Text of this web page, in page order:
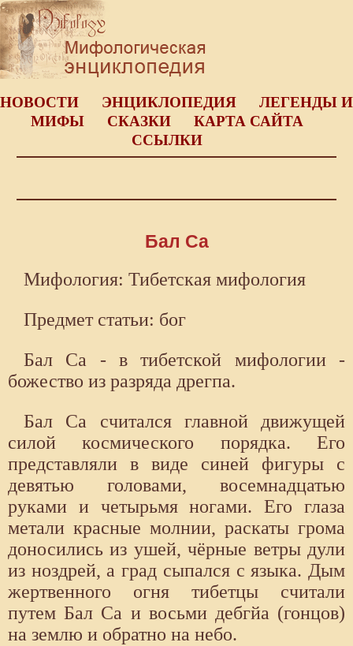
НОВОСТИ ЭНЦИКЛОПЕДИЯ
ЛЕГЕНДЫ И
МИФЫ
СКАЗКИ
КАРТА САЙТА
ССЫЛКИ
Бал Са
Мифология: Тибетская мифология
Предмет статьи: бог
Бал Са - в тибетской мифологии -
божество из разряда дрегпа.
Бал Са считался главной движущей
силой космического порядка. Его
представляли в виде синей фигуры с
девятью головами, восемнадцатью
руками и четырьмя ногами. Его глаза
метали красные молнии, раскаты грома
доносились из ушей, чёрные ветры дули
из ноздрей, а град сыпался с языка. Дым
жертвенного огня тибетцы считали
путем Бал Са и восьми дебгйа (гонцов)
на землю и обратно на небо.